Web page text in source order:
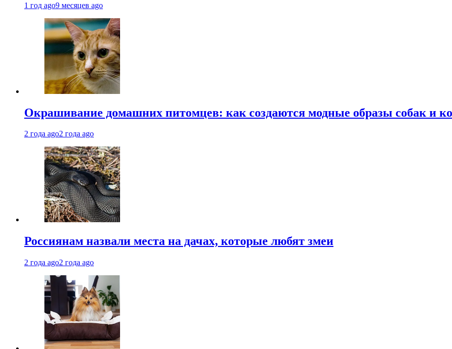
1 год ago9 месяцев ago
Окрашивание домашних питомцев: как создаются модные образы собак и
2 года ago2 года ago
Россиянам назвали места на дачах, которые любят змеи
2 года ago2 года ago